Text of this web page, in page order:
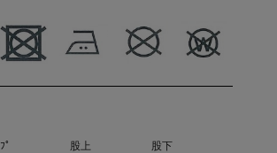
ﾟ 股上 股下